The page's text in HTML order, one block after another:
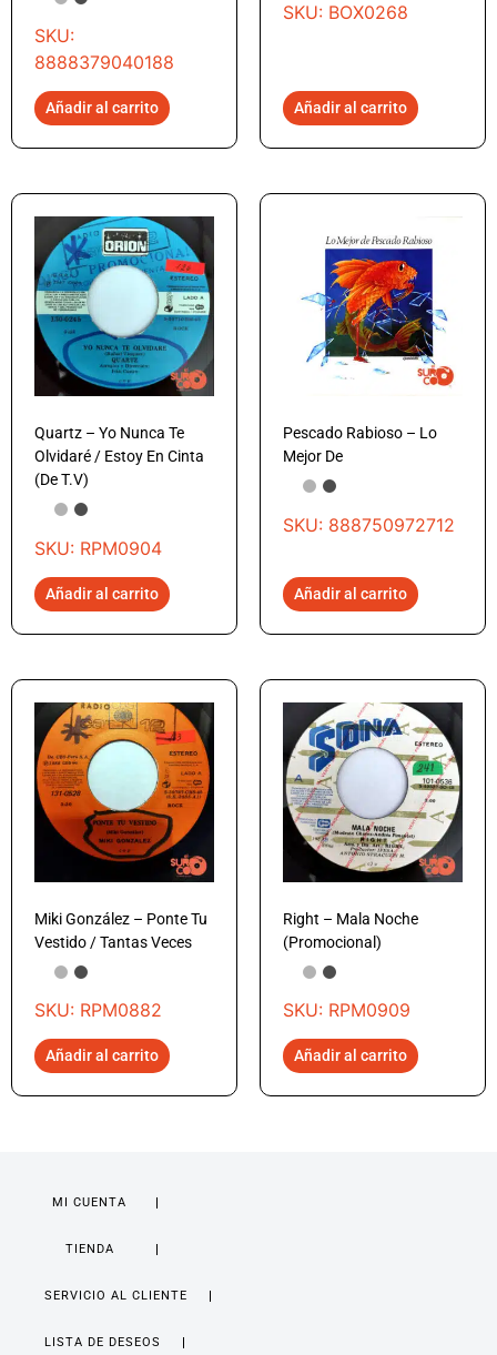
SKU:
8888379040188
Añadir al carrito
SKU: BOX0268
Añadir al carrito
Quartz – Yo Nunca Te
Olvidaré / Estoy En Cinta
(De T.V)
SKU: RPM0904
Añadir al carrito
Pescado Rabioso – Lo
Mejor De
SKU: 888750972712
Añadir al carrito
Miki González – Ponte Tu
Vestido / Tantas Veces
SKU: RPM0882
Añadir al carrito
Right – Mala Noche
(Promocional)
SKU: RPM0909
Añadir al carrito
MI CUENTA
TIENDA
SERVICIO AL CLIENTE
LISTA DE DESEOS